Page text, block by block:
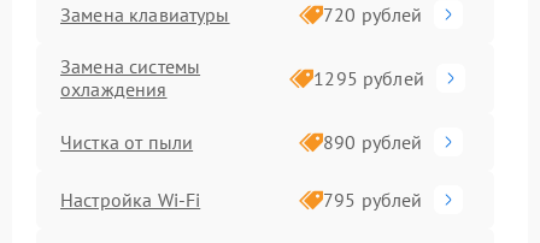
Замена клавиатуры 720 рублей
Замена системы
охлаждения
1295 рублей
Чистка от пыли 890 рублей
Настройка Wi-Fi 795 рублей